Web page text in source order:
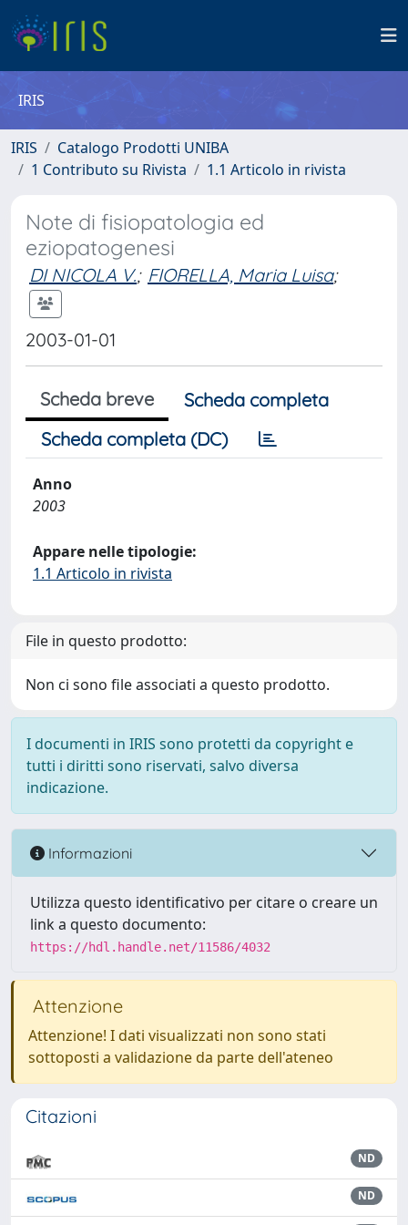
IRIS
IRIS
Catalogo Prodotti UNIBA
1 Contributo su Rivista
1.1 Articolo in rivista
Note di fisiopatologia ed
eziopatogenesi
DI NICOLA V.; FIORELLA, Maria Luisa;
2003-01-01
Scheda breve
Scheda completa
Scheda completa (DC)
Anno
2003
Appare nelle tipologie:
1.1 Articolo in rivista
File in questo prodotto:
Non ci sono file associati a questo prodotto.
I documenti in IRIS sono protetti da copyright e
tutti i diritti sono riservati, salvo diversa
indicazione.
Informazioni
Utilizza questo identificativo per citare o creare un
link a questo documento:
https://hdl.handle.net/11586/4032
Attenzione
Attenzione! I dati visualizzati non sono stati
sottoposti a validazione da parte dell'ateneo
Citazioni
ND
ND